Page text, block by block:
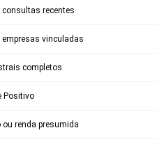
consultas recentes
empresas vinculadas
completos
Positivo
renda presumida